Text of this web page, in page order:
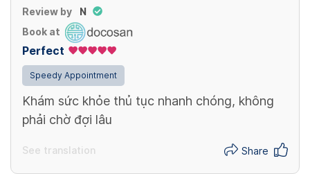
Review by
N
Book at
Perfect
Speedy Appointment
Khám sức khỏe thủ tục nhanh chóng, không
phải chờ đợi lâu
See translation Share